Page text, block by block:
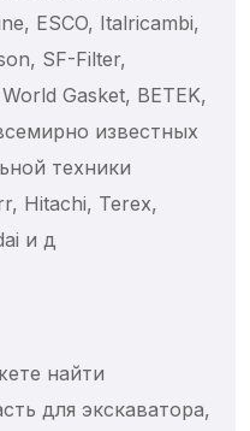
кабины
ESCO, Italricambi,
SF-Filter,
Gasket, BETEK,
известных
техники
Hitachi, Terex,
и д
найти
для экскаватора,